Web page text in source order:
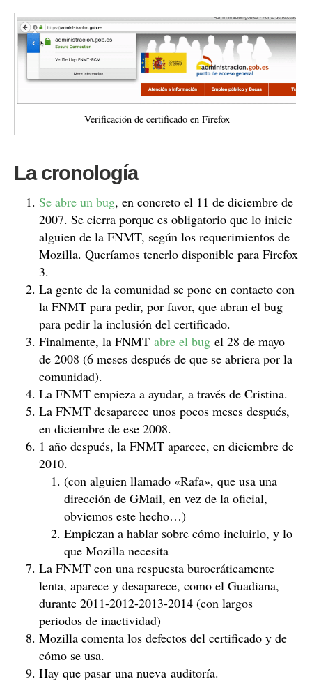
Verificación de certificado en Firefox
La cronología
Se abre un bug, en concreto el 11 de diciembre de
2007. Se cierra porque es obligatorio que lo inicie
alguien de la FNMT, según los requerimientos de
Mozilla. Queríamos tenerlo disponible para Firefox
3.
La gente de la comunidad se pone en contacto con
la FNMT para pedir, por favor, que abran el bug
para pedir la inclusión del certificado.
Finalmente, la FNMT abre el bug el 28 de mayo
de 2008 (6 meses después de que se abriera por la
comunidad).
La FNMT empieza a ayudar, a través de Cristina.
La FNMT desaparece unos pocos meses después,
en diciembre de ese 2008.
1 año después, la FNMT aparece, en diciembre de
2010.
(con alguien llamado «Rafa», que usa una
dirección de GMail, en vez de la oficial,
obviemos este hecho…)
Empiezan a hablar sobre cómo incluirlo, y lo
que Mozilla necesita
La FNMT con una respuesta burocráticamente
lenta, aparece y desaparece, como el Guadiana,
durante 2011-2012-2013-2014 (con largos
periodos de inactividad)
Mozilla comenta los defectos del certificado y de
cómo se usa.
Hay que pasar una nueva auditoría.